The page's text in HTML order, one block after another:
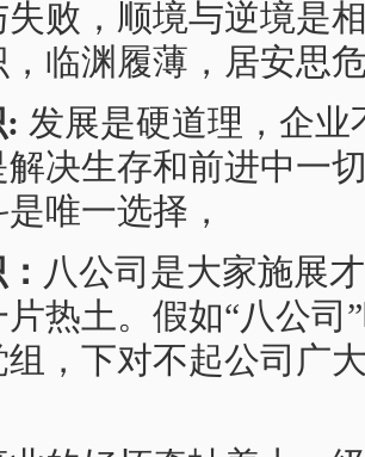
败，顺境与逆境是
，临渊履薄，居安思
: 发展是硬道理，企
决生存和前进中一
唯一选择，
八公司是大家施展
片热土。假如“八公
组，下对不起公司广